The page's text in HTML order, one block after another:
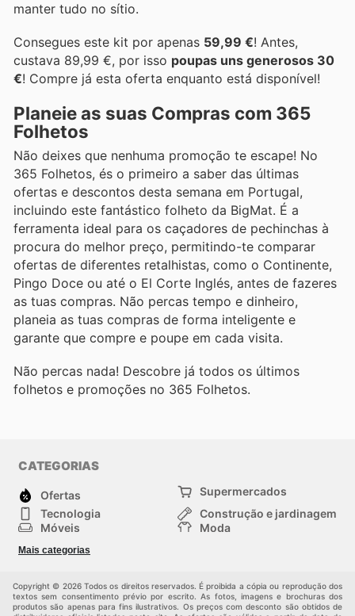
manter tudo no sítio.
Consegues este kit por apenas 59,99 €! Antes,
custava 89,99 €, por isso poupas uns generosos 30
€! Compre já esta oferta enquanto está disponível!
Planeie as suas Compras com 365
Folhetos
Não deixes que nenhuma promoção te escape! No
365 Folhetos, és o primeiro a saber das últimas
ofertas e descontos desta semana em Portugal,
incluindo este fantástico folheto da BigMat. É a
ferramenta ideal para os caçadores de pechinchas à
procura do melhor preço, permitindo-te comparar
ofertas de diferentes retalhistas, como o Continente,
Pingo Doce ou até o El Corte Inglés, antes de fazeres
as tuas compras. Não percas tempo e dinheiro,
planeia as tuas compras de forma inteligente e
garante que compre e poupe em cada visita.
Não percas nada! Descobre já todos os últimos
folhetos e promoções no 365 Folhetos.
CATEGORIAS
Ofertas
Supermercados
Tecnologia
Construção e jardinagem
Móveis
Moda
Crianças
Mais categorias
Copyright © 2026 Todos os direitos reservados. É proibida a cópia ou reprodução dos
textos sem consentimento prévio por escrito. As fotos, imagens e brochuras dos
produtos são apenas para fins ilustrativos. Os preços com desconto são obtidos de